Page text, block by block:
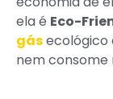
ela é Eco-
gásecológico
nem consome